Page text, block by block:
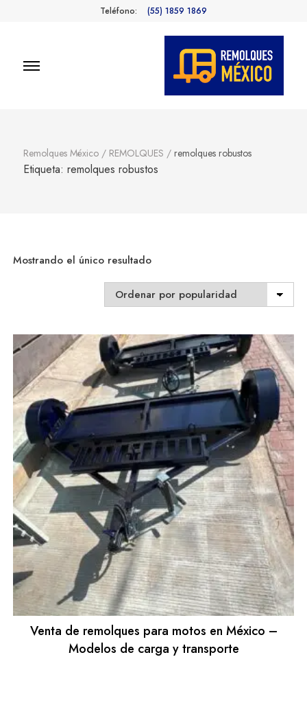
Teléfono: (55) 1859 1869
Remolques México / REMOLQUES / remolques robustos
Etiqueta: remolques robustos
Mostrando el único resultado
Venta de remolques para motos en México –
Modelos de carga y transporte